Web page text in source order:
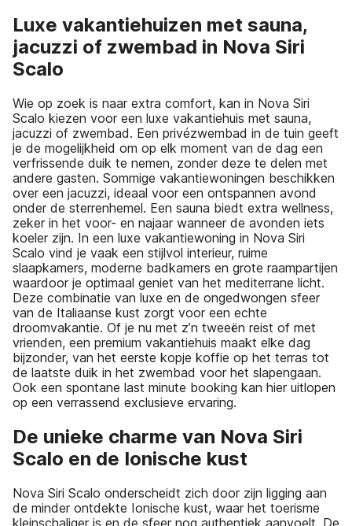
Luxe vakantiehuizen met sauna,
jacuzzi of zwembad in Nova Siri
Scalo
Wie op zoek is naar extra comfort, kan in Nova Siri
Scalo kiezen voor een luxe vakantiehuis met sauna,
jacuzzi of zwembad. Een privézwembad in de tuin geeft
je de mogelijkheid om op elk moment van de dag een
verfrissende duik te nemen, zonder deze te delen met
andere gasten. Sommige vakantiewoningen beschikken
over een jacuzzi, ideaal voor een ontspannen avond
onder de sterrenhemel. Een sauna biedt extra wellness,
zeker in het voor- en najaar wanneer de avonden iets
koeler zijn. In een luxe vakantiewoning in Nova Siri
Scalo vind je vaak een stijlvol interieur, ruime
slaapkamers, moderne badkamers en grote raampartijen
waardoor je optimaal geniet van het mediterrane licht.
Deze combinatie van luxe en de ongedwongen sfeer
van de Italiaanse kust zorgt voor een echte
droomvakantie. Of je nu met z’n tweeën reist of met
vrienden, een premium vakantiehuis maakt elke dag
bijzonder, van het eerste kopje koffie op het terras tot
de laatste duik in het zwembad voor het slapengaan.
Ook een spontane last minute booking kan hier uitlopen
op een verrassend exclusieve ervaring.
De unieke charme van Nova Siri
Scalo en de Ionische kust
Nova Siri Scalo onderscheidt zich door zijn ligging aan
de minder ontdekte Ionische kust, waar het toerisme